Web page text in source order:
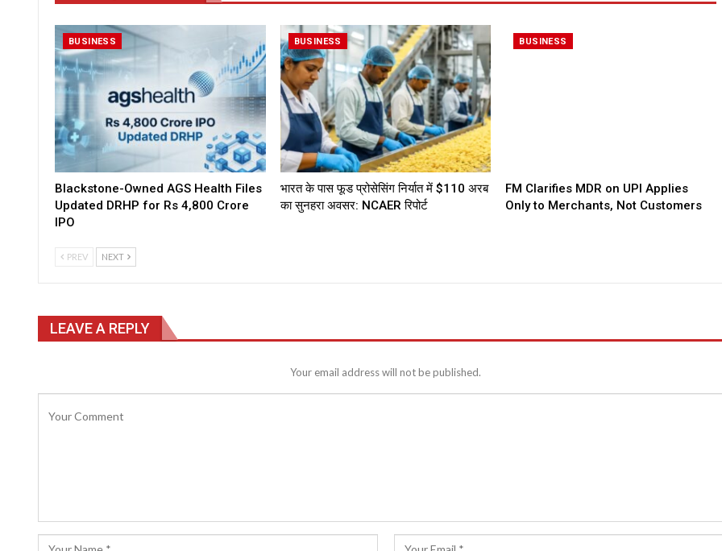
BUSINESS
Blackstone-Owned AGS Health Files
Updated DRHP for Rs 4,800 Crore
IPO
BUSINESS
भारत के पास फूड प्रोसेसिंग निर्यात में $110 अरब
का सुनहरा अवसर: NCAER रिपोर्ट
BUSINESS
FM Clarifies MDR on UPI Applies
Only to Merchants, Not Customers
PREV NEXT
LEAVE A REPLY
Your email address will not be published.